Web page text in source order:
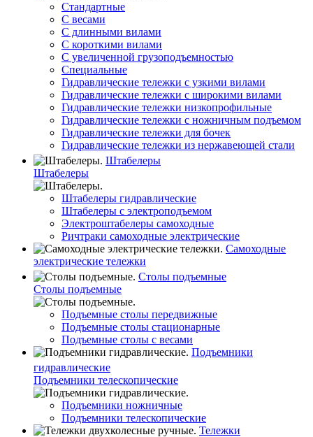
Стандартные
С весами
С длинными вилами
С короткими вилами
С увеличенной грузоподъемностью
Специальные
Гидравлические тележки с узкими вилами
Гидравлические тележки с широкими вилами
Гидравлические тележки низкопрофильные
Гидравлические тележки с ножничным подъемом
Гидравлические тележки для бочек
Гидравлические тележки из нержавеющей стали
Штабелеры
Штабелеры
Штабелеры гидравлические
Штабелеры с электроподъемом
Электроштабелеры самоходные
Ричтраки самоходные электрические
Самоходные
электрические тележки
Столы подъемные
Столы подъемные
Подъемные столы передвижные
Подъемные столы стационарные
Подъемные столы с весами
Подъемники
гидравлические
Подъемники телескопические
Подъемники ножничные
Подъемники телескопические
Тележки